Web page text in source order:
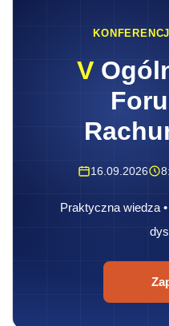
V
16.09.2026
Praktyczna wiedza